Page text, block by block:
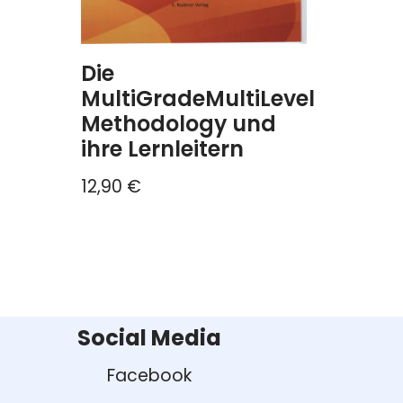
Die
MultiGradeMultiLevel
Methodology und
ihre Lernleitern
12,90 €
Social Media
Facebook